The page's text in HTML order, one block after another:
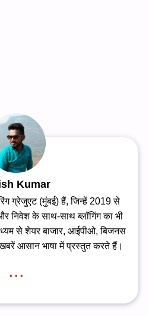
Kumar
ग्रेजुएट (मुंबई) हैं, जिन्हें 2019 से
निवेश के साथ-साथ ब्लॉगिंग का भी
से शेयर बाजार, आईपीओ, बिजनस
आसान भाषा में प्रस्तुत करते हैं।
...